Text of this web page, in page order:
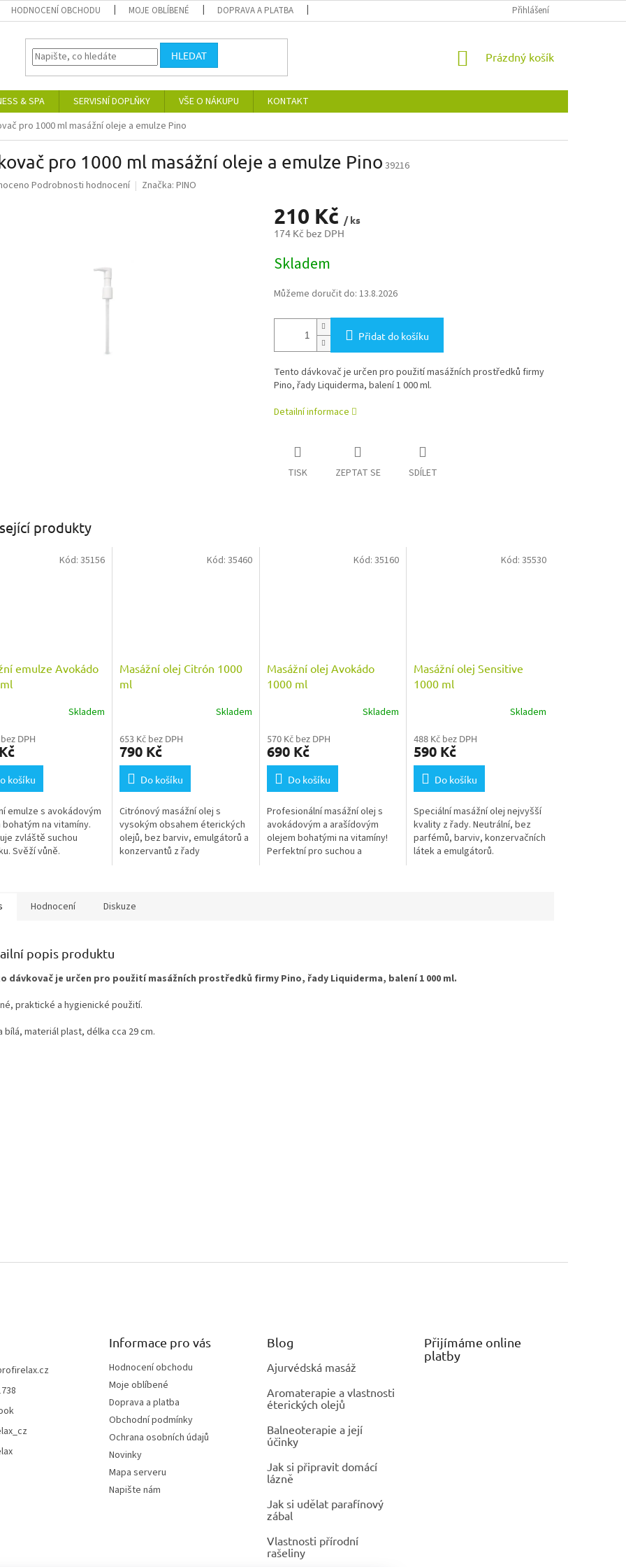
HODNOCENÍ OBCHODU MOJE OBLÍBENÉ DOPRAVA A PLATBA OCHRANA OSOBNÍCH ÚDAJŮ
Přihlášení
HLEDAT
NÁKUPNÍ
Prázdný košík
& SPA SERVISNÍ DOPLŇKY VŠE O NÁKUPU
KONTAKT
pro 1000 ml masážní oleje a emulze Pino
pro 1000 ml masážní oleje a emulze Pino 39216
Podrobnosti hodnocení Značka: PINO
210 Kč / ks
174 Kč bez DPH
cena:
Skladem
Můžeme doručit do: 13.8.2026
Přidat do košíku
Tento dávkovač je určen pro použití masážních prostředků firmy
Pino, řady Liquiderma, balení 1 000 ml.
Detailní informace
TISK ZEPTAT SE SDÍLET
produkty
emulze Avokádo
Skladem
DPH
košíku
emulze s avokádovým
na vitamíny.
zvláště suchou
Svěží vůně.
Kód: 35156
Masážní olej Citrón 1000
ml
Skladem
653 Kč bez DPH
790 Kč
Do košíku
Citrónový masážní olej s
vysokým obsahem éterických
olejů, bez barviv, emulgátorů a
konzervantů z řady
Kód: 35460
Masážní olej Avokádo
1000 ml
Skladem
570 Kč bez DPH
690 Kč
Do košíku
Profesionální masážní olej s
avokádovým a arašídovým
olejem bohatými na vitamíny!
Perfektní pro suchou a
Kód:35160
Masážní olej Sensitive
1000 ml
Skladem
488 Kč bez DPH
590 Kč
Do košíku
Speciální masážní olej nejvyšší
kvality z řady. Neutrální, bez
parfémů, barviv, konzervačních
látek a emulgátorů.
Kód: 35530
Hodnocení Diskuze
popis produktu
dávkovač je určen pro použití masážních prostředků firmy Pino, řady Liquiderma, balení 1 000 ml.
praktické a hygienické použití.
bílá, materiál plast, délka cca 29 cm.
Informace pro vás
Hodnocení obchodu
Moje oblíbené
Doprava a platba
Obchodní podmínky
Ochrana osobních údajů
Novinky
Mapa serveru
Napište nám
Blog
Ajurvédská masáž
Aromaterapie a vlastnosti
éterických olejů
Balneoterapie a její
účinky
Jak si připravit domácí
lázně
Jak si udělat parafínový
zábal
Vlastnosti přírodní
rašeliny
Přijímáme online
platby